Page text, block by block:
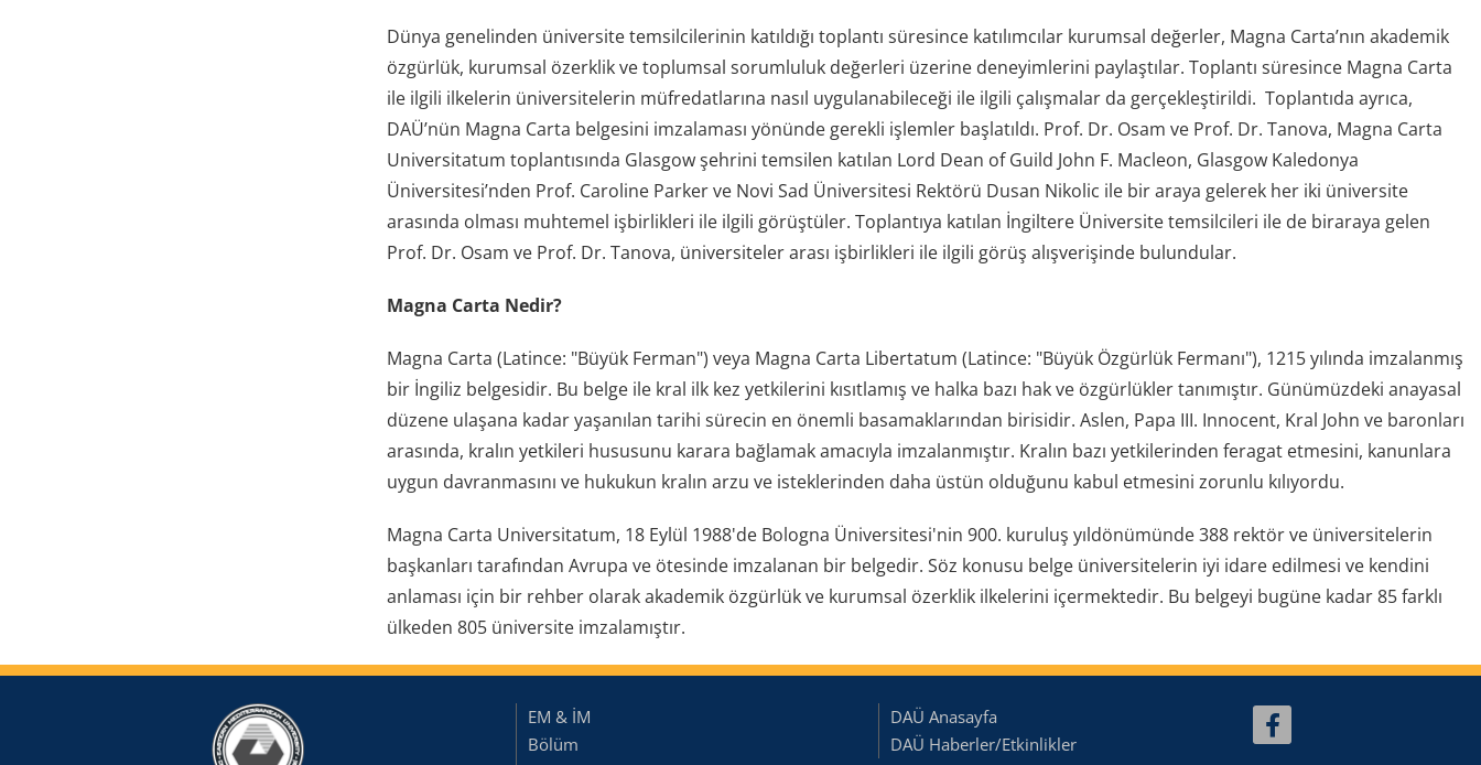
Dünya genelinden üniversite temsilcilerinin katıldığı toplantı süresince katılımcılar kurumsal değerler, Magna Carta’nın akademik
özgürlük, kurumsal özerklik ve toplumsal sorumluluk değerleri üzerine deneyimlerini paylaştılar. Toplantı süresince Magna Carta
ile ilgili ilkelerin üniversitelerin müfredatlarına nasıl uygulanabileceği ile ilgili çalışmalar da gerçekleştirildi. Toplantıda ayrıca,
DAÜ’nün Magna Carta belgesini imzalaması yönünde gerekli işlemler başlatıldı. Prof. Dr. Osam ve Prof. Dr. Tanova, Magna Carta
Universitatum toplantısında Glasgow şehrini temsilen katılan Lord Dean of Guild John F. Macleon, Glasgow Kaledonya
Üniversitesi’nden Prof. Caroline Parker ve Novi Sad Üniversitesi Rektörü Dusan Nikolic ile bir araya gelerek her iki üniversite
arasında olması muhtemel işbirlikleri ile ilgili görüştüler. Toplantıya katılan İngiltere Üniversite temsilcileri ile de biraraya gelen
Prof. Dr. Osam ve Prof. Dr. Tanova, üniversiteler arası işbirlikleri ile ilgili görüş alışverişinde bulundular.
Magna Carta Nedir?
Magna Carta (Latince: "Büyük Ferman") veya Magna Carta Libertatum (Latince: "Büyük Özgürlük Fermanı"), 1215 yılında imzalanmış
bir İngiliz belgesidir. Bu belge ile kral ilk kez yetkilerini kısıtlamış ve halka bazı hak ve özgürlükler tanımıştır. Günümüzdeki anayasal
düzene ulaşana kadar yaşanılan tarihi sürecin en önemli basamaklarından birisidir. Aslen, Papa III. Innocent, Kral John ve baronları
arasında, kralın yetkileri hususunu karara bağlamak amacıyla imzalanmıştır. Kralın bazı yetkilerinden feragat etmesini, kanunlara
uygun davranmasını ve hukukun kralın arzu ve isteklerinden daha üstün olduğunu kabul etmesini zorunlu kılıyordu.
Magna Carta Universitatum, 18 Eylül 1988'de Bologna Üniversitesi'nin 900. kuruluş yıldönümünde 388 rektör ve üniversitelerin
başkanları tarafından Avrupa ve ötesinde imzalanan bir belgedir. Söz konusu belge üniversitelerin iyi idare edilmesi ve kendini
anlaması için bir rehber olarak akademik özgürlük ve kurumsal özerklik ilkelerini içermektedir. Bu belgeyi bugüne kadar 85 farklı
ülkeden 805 üniversite imzalamıştır.
EM & İM
Bölüm
DAÜ Anasayfa
DAÜ Haberler/Etkinlikler